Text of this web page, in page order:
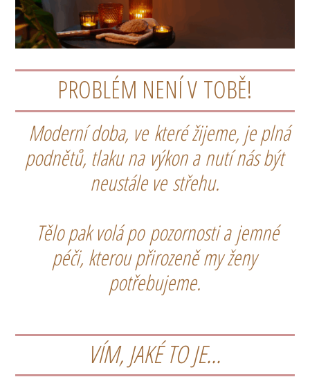
PROBLÉM NENÍ V TOBĚ!
Moderní doba, ve které žijeme, je plná
podnětů, tlaku na výkon a nutí nás být
neustále ve střehu.
Tělo pak volá po pozornosti a jemné
péči, kterou přirozeně my ženy
potřebujeme.
VÍM, JAKÉ TO JE...